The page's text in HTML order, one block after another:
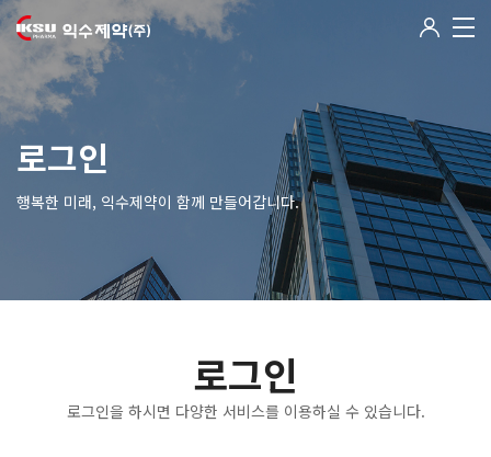
로그인
행복한 미래, 익수제약이 함께 만들어갑니다.
로그인
로그인을 하시면 다양한 서비스를 이용하실 수 있습니다.